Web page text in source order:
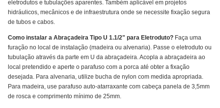
eletrodutos e tubulações aparentes. Também aplicável em projetos
hidráulicos, mecânicos e de infraestrutura onde se necessite fixação segura
de tubos e cabos.
Como instalar a Abraçadeira Tipo U 1.1/2" para Eletroduto? Faça uma
furação no local de instalação (madeira ou alvenaria). Passe o eletroduto ou
tubulação através da parte em U da abraçadeira. Acopla a abraçadeira ao
local pretendido e aperte o parafuso com a porca até obter a fixação
desejada. Para alvenaria, utilize bucha de nylon com medida apropriada.
Para madeira, use parafuso auto-atarraxante com cabeça panela de 3,5mm
de rosca e comprimento mínimo de 25mm.